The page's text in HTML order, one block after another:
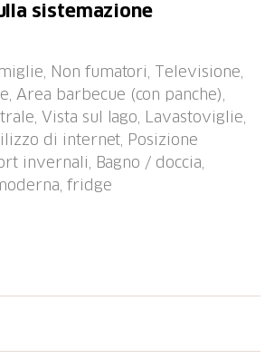
9.3 km, porto "Chastè"
sistemazione
Non fumatori, Televisione,
Area barbecue (con panche),
Vista sul lago, Lavastoviglie,
di internet, Posizione
invernali, Bagno / doccia,
fridge